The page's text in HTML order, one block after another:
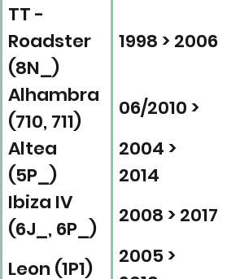
TT -
Roadster
(8N_)
1998 > 2006
Alhambra
(710, 711)
06/2010 >
Altea
(5P_)
2004 >
2014
Ibiza IV
(6J_, 6P_)
2008 > 2017
Leon (1P1)
2005 >